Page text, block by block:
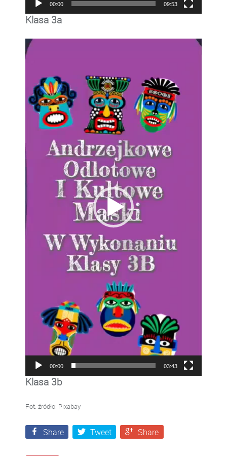
00:00 09:53
Klasa 3a
Odtwarzacz
video
00:00 03:43
Klasa 3b
Fot. źródło: Pixabay
Share Tweet Share